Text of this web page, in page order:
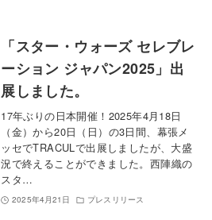
「スター・ウォーズ セレブレ
ーション ジャパン2025」出
展しました。
17年ぶりの日本開催！2025年4月18日
（金）から20日（日）の3日間、幕張メ
ッセでTRACULで出展しましたが、大盛
況で終えることができました。西陣織の
スタ…
2025年4月21日 プレスリリース